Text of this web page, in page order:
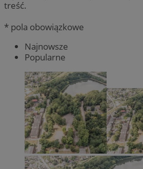
treść.
* pola obowiązkowe
Najnowsze
Popularne